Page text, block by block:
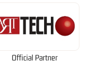
Official Partner